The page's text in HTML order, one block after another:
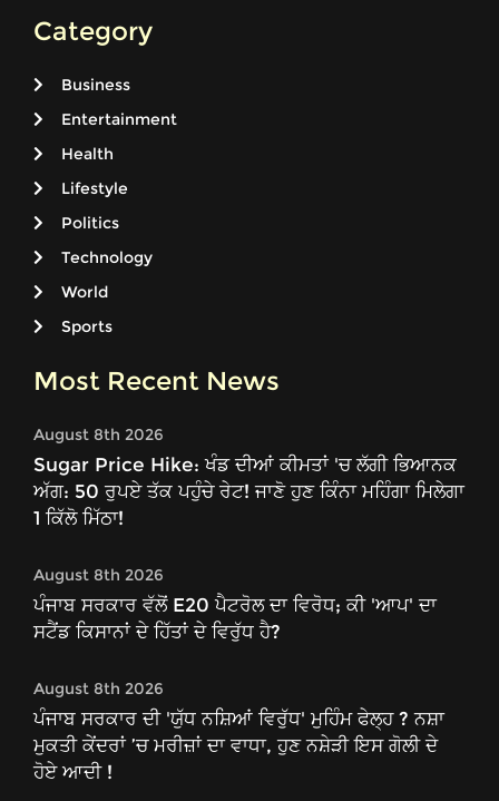
Category
Business
Entertainment
Health
Lifestyle
Politics
Technology
World
Sports
Most Recent News
August 8th 2026
Sugar Price Hike: ਖੰਡ ਦੀਆਂ ਕੀਮਤਾਂ 'ਚ ਲੱਗੀ ਭਿਆਨਕ
ਅੱਗ: 50 ਰੁਪਏ ਤੱਕ ਪਹੁੰਚੇ ਰੇਟ! ਜਾਣੋ ਹੁਣ ਕਿੰਨਾ ਮਹਿੰਗਾ ਮਿਲੇਗਾ
1 ਕਿੱਲੋ ਮਿੱਠਾ!
August 8th 2026
ਪੰਜਾਬ ਸਰਕਾਰ ਵੱਲੋਂ E20 ਪੈਟਰੋਲ ਦਾ ਵਿਰੋਧ; ਕੀ 'ਆਪ' ਦਾ
ਸਟੈਂਡ ਕਿਸਾਨਾਂ ਦੇ ਹਿੱਤਾਂ ਦੇ ਵਿਰੁੱਧ ਹੈ?
August 8th 2026
ਪੰਜਾਬ ਸਰਕਾਰ ਦੀ 'ਯੁੱਧ ਨਸ਼ਿਆਂ ਵਿਰੁੱਧ' ਮੁਹਿੰਮ ਫੇਲ੍ਹ ? ਨਸ਼ਾ
ਮੁਕਤੀ ਕੇਂਦਰਾਂ ’ਚ ਮਰੀਜ਼ਾਂ ਦਾ ਵਾਧਾ, ਹੁਣ ਨਸ਼ੇੜੀ ਇਸ ਗੋਲੀ ਦੇ
ਹੋਏ ਆਦੀ !